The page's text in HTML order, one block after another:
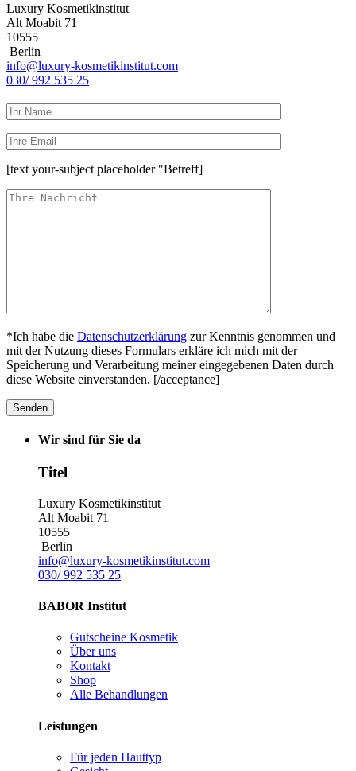
Luxury Kosmetikinstitut
Alt Moabit 71
10555
Berlin
info@luxury-kosmetikinstitut.com
030/ 992 535 25
[text your-subject placeholder "Betreff]
*Ich habe die Datenschutzerklärung zur Kenntnis genommen und
mit der Nutzung dieses Formulars erkläre ich mich mit der
Speicherung und Verarbeitung meiner eingegebenen Daten durch
diese Website einverstanden. [/acceptance]
Wir sind für Sie da
Titel
Luxury Kosmetikinstitut
Alt Moabit 71
10555
Berlin
info@luxury-kosmetikinstitut.com
030/ 992 535 25
BABOR Institut
Gutscheine Kosmetik
Über uns
Kontakt
Shop
Alle Behandlungen
Leistungen
Für jeden Hauttyp